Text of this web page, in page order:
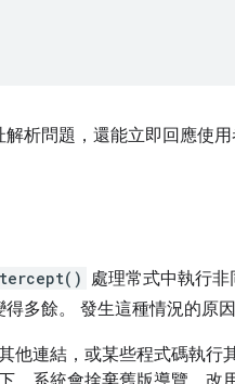
析問題，還能立即回應使
處理常式中執行非
多餘。 發生這種情況的原因
他連結，或某些程式碼執行